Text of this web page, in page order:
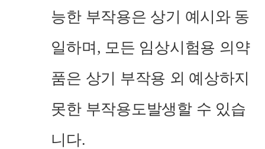
능한 부작용은 상기 예시와 동
일하며 , 모든 임상시험용 의약
품은 상기 부작용 외 예상하지
못한 부작용도발생할 수 있습
니다.